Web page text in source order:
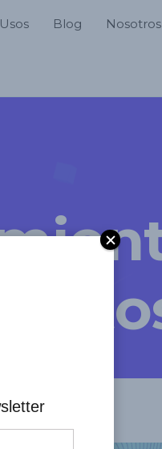
Blog Nosotros